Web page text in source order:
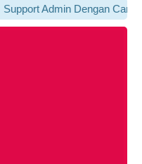
Admin Dengan Cara Klik